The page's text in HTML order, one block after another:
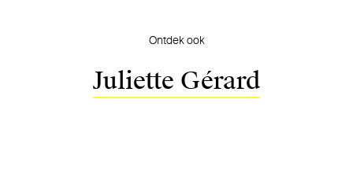
Ontdek ook
Juliette Gérard